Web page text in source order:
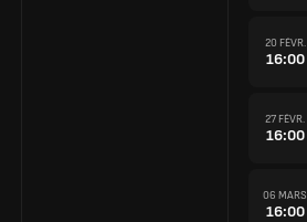
20 FÉVR.
16:00
27 FÉVR.
16:00
06 MARS
16:00